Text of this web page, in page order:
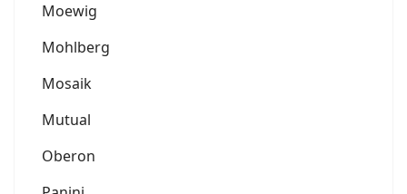
Moewig
Mohlberg
Mosaik
Mutual
Oberon